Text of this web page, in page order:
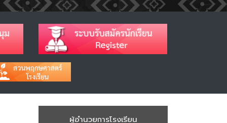
ผู้อำนวยการโรงเรียน